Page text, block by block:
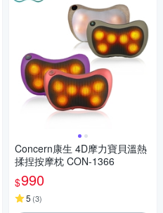
Concern康生 4D摩力寶貝溫熱
揉捏按摩枕 CON-1366
$990
5 (3)